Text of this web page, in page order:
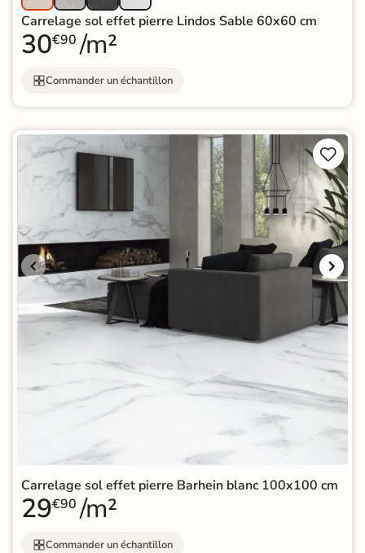
Carrelage sol effet pierre Lindos Sable 60x60 cm
30€90 /m²
Commander un échantillon


Carrelage sol effet pierre Barhein blanc 100x100 cm
29€90 /m²
Commander un échantillon